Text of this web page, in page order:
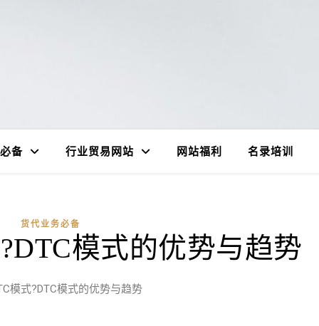
备 行业贸易网站 网站福利 名录培训
货代业务必备
模式的优势与趋势
模式?DTC模式的优势与趋势